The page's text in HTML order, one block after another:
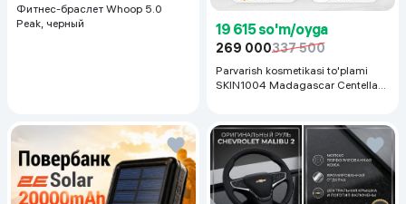
Фитнес-браслет Whoop 5.0
Peak, черный
19 615 so'm/oyga
269 000337 500
Parvarish kosmetikasi to'plami
SKIN1004 Madagascar Centella